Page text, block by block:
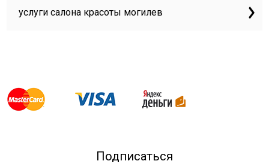
услуги салона красоты могилев
Подписаться